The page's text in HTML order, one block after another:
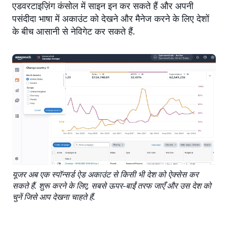
एडवरटाइज़िंग कंसोल में साइन इन कर सकते हैं और अपनी
पसंदीदा भाषा में अकाउंट को देखने और मैनेज करने के लिए देशों
के बीच आसानी से नेविगेट कर सकते हैं.
यूजर अब एक स्पॉन्सर्ड ऐड अकाउंट से किसी भी देश को ऐक्सेस कर
सकते हैं. शुरू करने के लिए, सबसे ऊपर-बाईं तरफ जाएँ और उस देश को
चुनें जिसे आप देखना चाहते हैं.